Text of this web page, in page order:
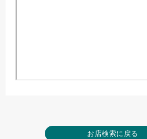
お店検索に戻る